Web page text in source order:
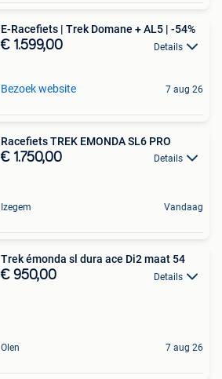
E-Racefiets | Trek Domane + AL5 | -54%
€ 1.599,00 Details
Bezoek website 7 aug 26
Racefiets TREK EMONDA SL6 PRO
€ 1.750,00 Details
Izegem Vandaag
Trek émonda sl dura ace Di2 maat 54
€ 950,00 Details
Olen 7 aug 26